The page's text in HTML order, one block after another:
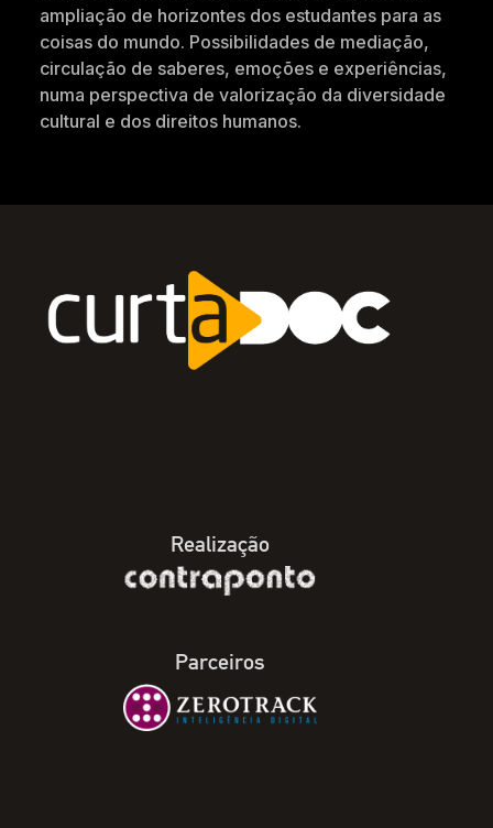
ampliação de horizontes dos estudantes para as
coisas do mundo. Possibilidades de mediação,
circulação de saberes, emoções e experiências,
numa perspectiva de valorização da diversidade
cultural e dos direitos humanos.
Realização
Parceiros